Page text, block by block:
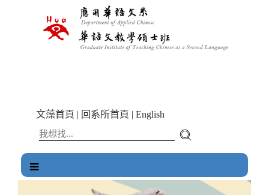
文藻首頁 | 回系所首頁 | English